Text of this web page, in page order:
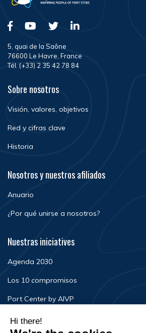
5, quai de la Saône
76600 Le Havre, France
Tél. (+33) 2 35 42 78 84
Sobre nosotros
Visión, valores, objetivos
Red y cifras clave
Historia
Nosotros y nuestros afiliados
Anuario
¿Por qué unirse a nosotros?
Nuestras iniciatives
Agenda 2030
Los 10 compromisos
Port Center by AIVP
Noticias